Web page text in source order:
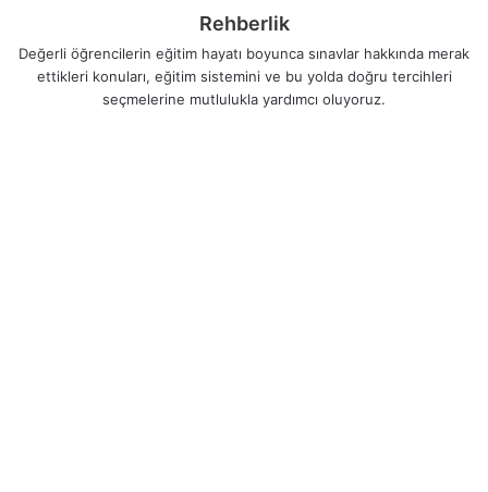
Rehberlik
Değerli öğrencilerin eğitim hayatı boyunca sınavlar hakkında merak
ettikleri konuları, eğitim sistemini ve bu yolda doğru tercihleri
seçmelerine mutlulukla yardımcı oluyoruz.